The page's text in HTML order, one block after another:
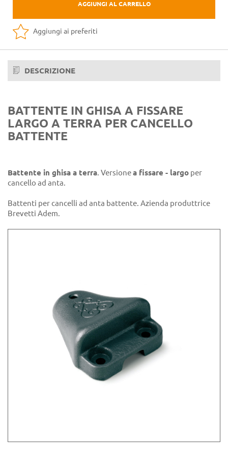
AGGIUNGI AL CARRELLO
Aggiungi ai preferiti
DESCRIZIONE
BATTENTE IN GHISA A FISSARE
LARGO A TERRA PER CANCELLO
BATTENTE
Battente in ghisa a terra. Versionea fissare - largo per
cancello ad anta.
Battenti per cancelli ad anta battente. Azienda produttrice
Brevetti Adem.